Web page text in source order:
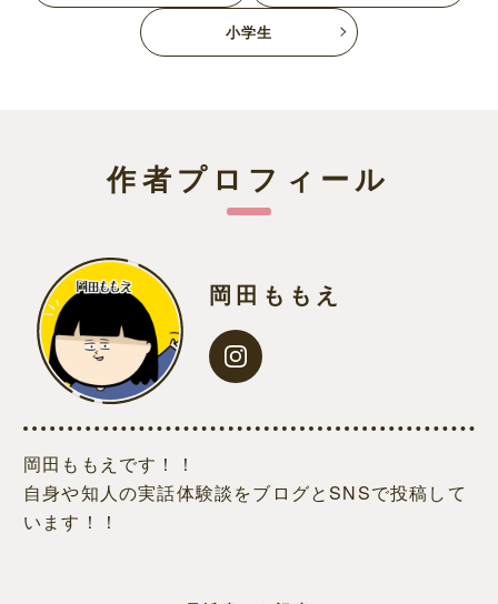
小学生
作者プロフィール
岡田ももえ
岡田ももえです！！
自身や知人の実話体験談をブログとSNSで投稿して
います！！